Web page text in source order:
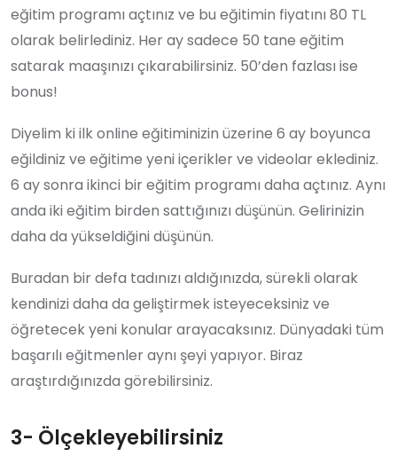
eğitim programı açtınız ve bu eğitimin fiyatını 80 TL
olarak belirlediniz. Her ay sadece 50 tane eğitim
satarak maaşınızı çıkarabilirsiniz. 50’den fazlası ise
bonus!
Diyelim ki ilk online eğitiminizin üzerine 6 ay boyunca
eğildiniz ve eğitime yeni içerikler ve videolar eklediniz.
6 ay sonra ikinci bir eğitim programı daha açtınız. Aynı
anda iki eğitim birden sattığınızı düşünün. Gelirinizin
daha da yükseldiğini düşünün.
Buradan bir defa tadınızı aldığınızda, sürekli olarak
kendinizi daha da geliştirmek isteyeceksiniz ve
öğretecek yeni konular arayacaksınız. Dünyadaki tüm
başarılı eğitmenler aynı şeyi yapıyor. Biraz
araştırdığınızda görebilirsiniz.
3- Ölçekleyebilirsiniz